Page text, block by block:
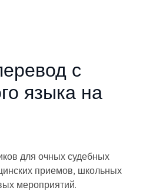
с
языка на
для очных судебных
приемов, школьных
мероприятий.